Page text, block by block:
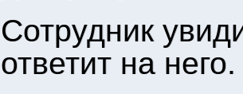
Сотрудник
ответит на него.